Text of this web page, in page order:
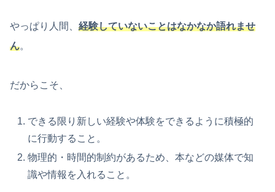
やっぱり人間、 経験していないことはなかなか語れませ
ん。
だからこそ、
できる限り新しい経験や体験をできるように積極的
に行動すること。
物理的・時間的制約があるため、本などの媒体で知
識や情報を入れること。